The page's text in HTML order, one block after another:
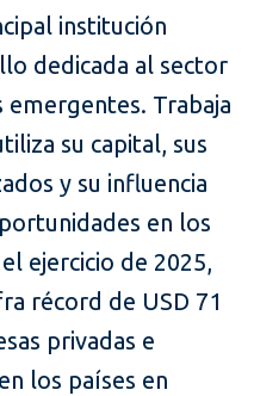
institución
dedicada al sector
Trabaja
su capital, sus
y su influencia
en los
ejercicio de 2025,
récord de USD 71
privadas e
los países en